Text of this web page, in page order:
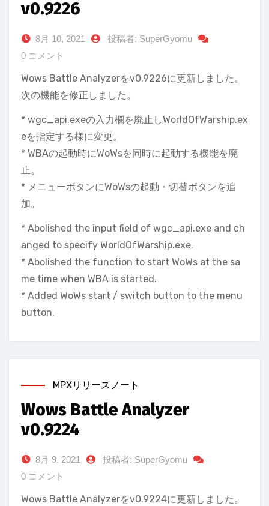
v0.9226
8月 10, 2021
投稿者: SuperGyomu
0 コメント
Wows Battle Analyzerをv0.9226に更新しました。
次の機能を修正しました。
* wgc_api.exeの入力欄を廃止しWorldOfWarship.ex
eを指定する様に変更。
* WBAの起動時にWoWsを同時に起動する機能を廃
止。
* メニューボタンにWoWsの起動・切替ボタンを追
加。
* Abolished the input field of wgc_api.exe and ch
anged to specify WorldOfWarship.exe.
* Abolished the function to start WoWs at the sa
me time when WBA is started.
* Added WoWs start / switch button to the menu
button.
MPXリリースノート
Wows Battle Analyzer
v0.9224
8月 9, 2021
投稿者: SuperGyomu
0 コメント
Wows Battle Analyzerをv0.9224に更新しました。